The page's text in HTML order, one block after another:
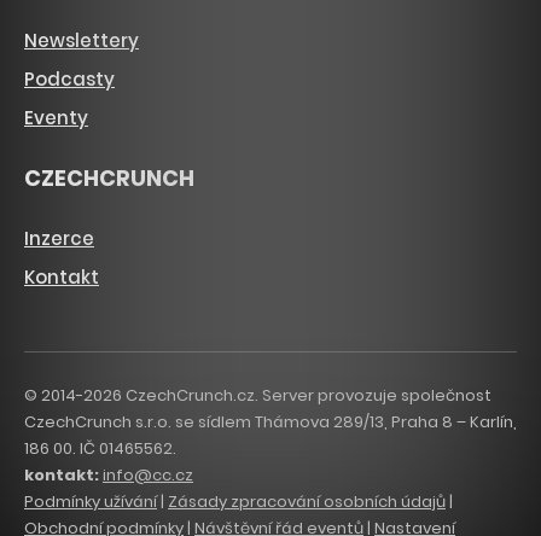
Newslettery
Podcasty
Eventy
CZECHCRUNCH
Inzerce
Kontakt
© 2014-2026 CzechCrunch.cz. Server provozuje společnost
CzechCrunch s.r.o. se sídlem Thámova 289/13, Praha 8 – Karlín,
186 00. IČ 01465562.
kontakt:info@cc.cz
Podmínky užívání| Zásady zpracování osobních údajů|
Obchodní podmínky| Návštěvní řád eventů | Nastavení